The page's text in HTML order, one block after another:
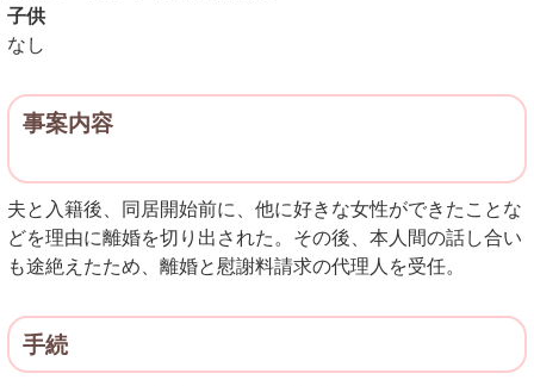
子供
なし
事案内容
夫と入籍後、同居開始前に、他に好きな女性ができたことな
どを理由に離婚を切り出された。その後、本人間の話し合い
も途絶えたため、離婚と慰謝料請求の代理人を受任。
手続